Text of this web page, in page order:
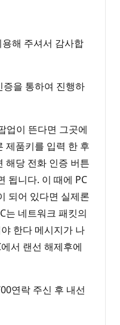
해 주셔서 감사합
을 통하여 진행하
업이 뜬다면 그곳에
제품키를 입력 한 후
해당 전화 인증 버튼
됩니다. 이 때에 PC
되어 있다면 실제론
는 네트워크 패킷의
한다 메시지가 나
서 랜선 해제후에
연락 주신 후 내선